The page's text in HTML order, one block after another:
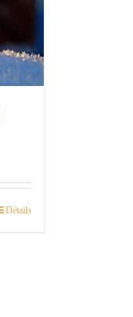
Détails